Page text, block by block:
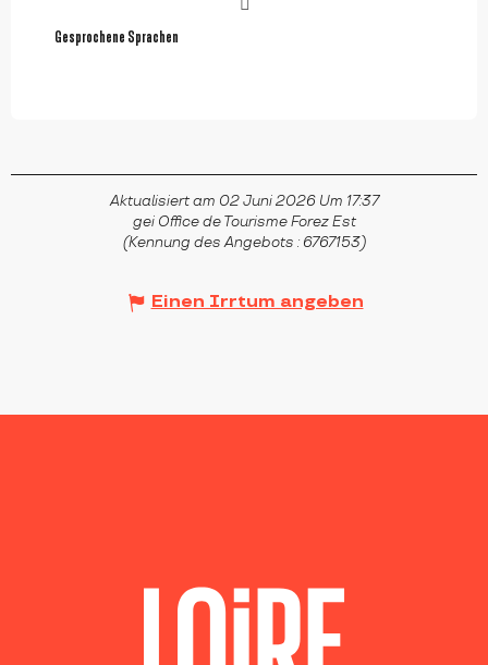
Gesprochene Sprachen
Gesprochene Sprachen
Aktualisiert am 02 Juni 2026 Um 17:37
gei Office de Tourisme Forez Est
(Kennung des Angebots : 6767153)
Einen Irrtum angeben